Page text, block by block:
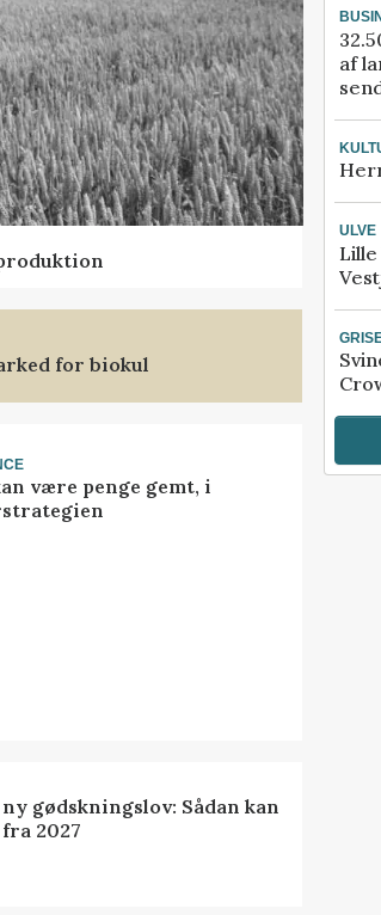
for biokul
være penge gemt, i
gødskningslov: Sådan kan
2027
af
ULVE